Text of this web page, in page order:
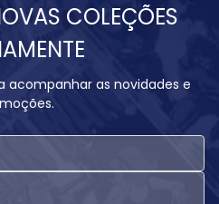
COLEÇÕES
acompanhar as novidades e